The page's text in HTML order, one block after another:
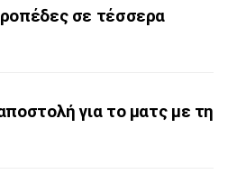
σε τέσσερα
για το ματς με τη